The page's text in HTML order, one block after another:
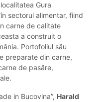
Gura
sectorul alimentar, fiind
carne de calitate
a construit o
Portofoliul său
preparate din carne,
de pasăre,
in Bucovina”, Harald